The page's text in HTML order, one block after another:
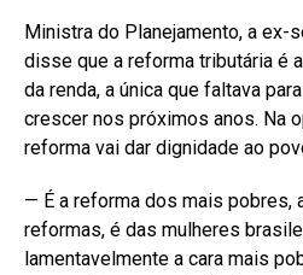
Ministra do Planejamento, a ex-
disse que a reforma tributária é
da renda, a única que faltava
crescer nos próximos anos. Na
reforma vai dar dignidade ao
— É a reforma dos mais pobres,
reformas, é das mulheres
lamentavelmente a cara mais